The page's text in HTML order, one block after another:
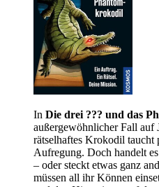
In Die drei ??? und das
außergewöhnlicher Fall auf
rätselhaftes Krokodil
Aufregung. Doch handelt
– oder steckt etwas ganz
müssen all ihr Können